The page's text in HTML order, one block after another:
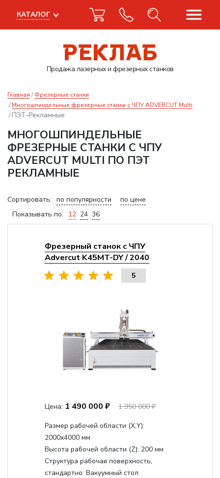
Продажа лазерныхи фрезерных станков
КАТАЛОГ
Главная
Фрезерные станки
Многошпиндельные фрезерные станки с ЧПУ ADVERCUT Multi
ПЭТ-Рекламные
МНОГОШПИНДЕЛЬНЫЕ
ФРЕЗЕРНЫЕ СТАНКИ С ЧПУ
ADVERCUT MULTI ПО ПЭТ
РЕКЛАМНЫЕ
Сортировать: по популярности
по цене
Показывать по:
12 24 36
Фрезерный станок с ЧПУ
Advercut K45MT-DY / 2040
5
Цена: 1 490 000 ₽ 1 950 000 ₽
Размер рабочей области (Х,Y):
2000x4000 мм
Высота рабочей области (Z): 200 мм
Структура рабочая поверхность,
стандартно: Вакуумный стол